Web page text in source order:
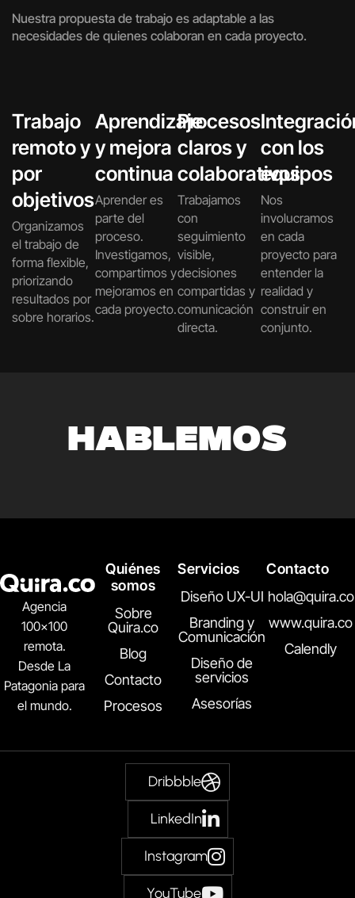
Nuestra propuesta de trabajo es adaptable a las
necesidades de quienes colaboran en cada proyecto.
Trabajo
remoto y
por
objetivos
Organizamos
el trabajo de
forma flexible,
priorizando
resultados por
sobre horarios.
Aprendizaje
y mejora
continua
Aprender es
parte del
proceso.
Investigamos,
compartimos y
mejoramos en
cada proyecto.
Procesos
claros y
colaborativos
Trabajamos
con
seguimiento
visible,
decisiones
compartidas y
comunicación
directa.
con los
equipos
Nos
involucramos
en cada
proyecto para
entender la
realidad y
construir en
conjunto.
HABLEMOS
Agencia
100×100
remota.
Desde La
Patagonia para
el mundo.
Quiénes
somos
Sobre
Quira.co
Blog
Contacto
Procesos
Servicios
Diseño UX-UI
Branding y
Comunicación
Diseño de
servicios
Asesorías
Contacto
hola@quira.co
www.quira.co
Calendly
Dribbble
LinkedIn
Instagram
YouTube